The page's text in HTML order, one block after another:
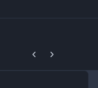
Previous carousel slide
Next carousel slide